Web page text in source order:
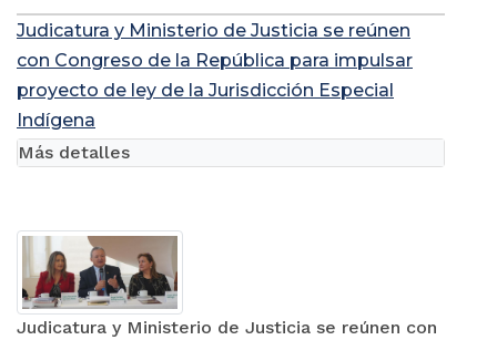
Judicatura y Ministerio de Justicia se reúnen
con Congreso de la República para impulsar
proyecto de ley de la Jurisdicción Especial
Indígena
Judicatura y Ministerio de Justicia se reúnen con
Más detalles